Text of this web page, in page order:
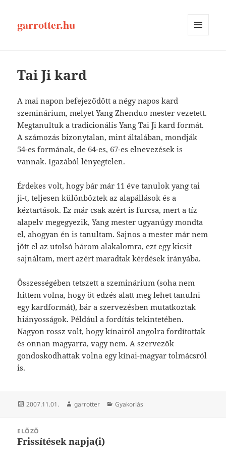
garrotter.hu
Tai Ji kard
A mai napon befejeződött a négy napos kard
szeminárium, melyet Yang Zhenduo mester vezetett.
Megtanultuk a tradicionális Yang Tai Ji kard formát.
A számozás bizonytalan, mint általában, mondják
54-es formának, de 64-es, 67-es elnevezések is
vannak. Igazából lényegtelen.
Érdekes volt, hogy bár már 11 éve tanulok yang tai
ji-t, teljesen különböztek az alapállások és a
kéztartások. Ez már csak azért is furcsa, mert a tíz
alapelv megegyezik, Yang mester ugyanúgy mondta
el, ahogyan én is tanultam. Sajnos a mester már nem
jött el az utolsó három alakalomra, ezt egy kicsit
sajnáltam, mert azért maradtak kérdések irányába.
Összességében tetszett a szeminárium (soha nem
hittem volna, hogy öt edzés alatt meg lehet tanulni
egy kardformát), bár a szervezésben mutatkoztak
hiányosságok. Például a fordítás tekintetében.
Nagyon rossz volt, hogy kínairól angolra fordítottak
és onnan magyarra, vagy nem. A szervezők
gondoskodhattak volna egy kínai-magyar tolmácsról
is.
Közzétéve
2007.11.01. Szerző
garrotter Kategória
Gyakorlás
navigáció
ELŐZŐ
Korábbi
Frissítések napja(i)